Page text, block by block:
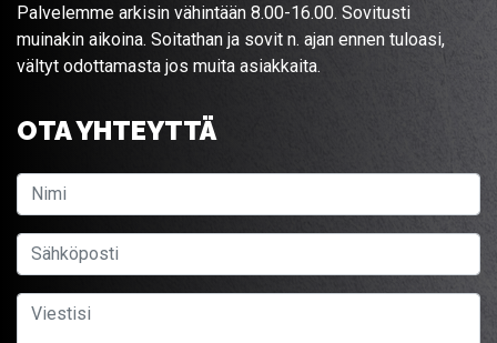
Palvelemme arkisin vähintään 8.00-16.00. Sovitusti
muinakin aikoina. Soitathan ja sovit n. ajan ennen tuloasi,
vältyt odottamasta jos muita asiakkaita.
OTA YHTEYTTÄ